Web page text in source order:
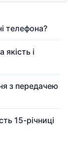
телефона?
і
з передачею
15-річниці